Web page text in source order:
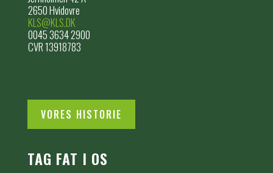
2650 Hvidovre
KLS@KLS.DK
0045 3634 2900
CVR 13918783
VORES HISTORIE
TAG FAT I OS